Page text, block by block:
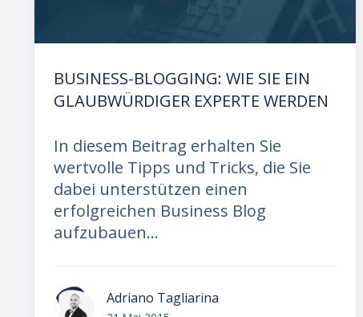
BUSINESS-BLOGGING: WIE SIE EIN
GLAUBWÜRDIGER EXPERTE WERDEN
In diesem Beitrag erhalten Sie
wertvolle Tipps und Tricks, die Sie
dabei unterstützen einen
erfolgreichen Business Blog
aufzubauen...
Adriano Tagliarina